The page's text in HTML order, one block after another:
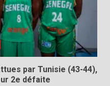
par Tunisie (43-44),
2e défaite